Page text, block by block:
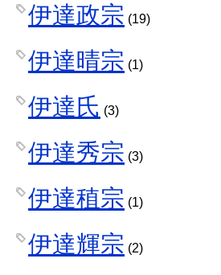
伊達政宗 (19)
伊達晴宗 (1)
伊達氏 (3)
伊達秀宗 (3)
伊達稙宗 (1)
伊達輝宗 (2)